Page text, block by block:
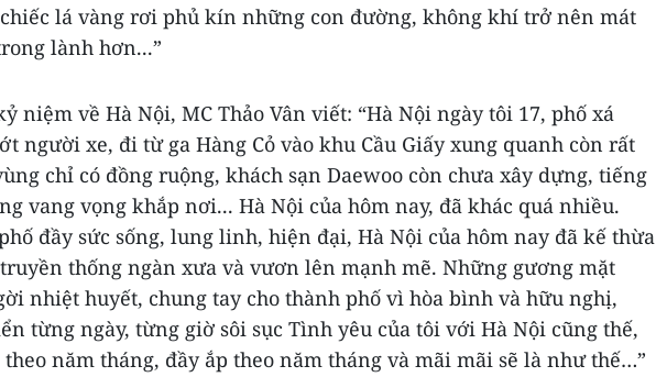
lá vàng rơi phủ kín những con đường, không khí trở nên mát
lành hơn...”
niệm về Hà Nội, MC Thảo Vân viết: “Hà Nội ngày tôi 17, phố xá
người xe, đi từ ga Hàng Cỏ vào khu Cầu Giấy xung quanh còn rất
chỉ có đồng ruộng, khách sạn Daewoo còn chưa xây dựng, tiếng
vang vọng khắp nơi... Hà Nội của hôm nay, đã khác quá nhiều.
đầy sức sống, lung linh, hiện đại, Hà Nội của hôm nay đã kế thừa
thống ngàn xưa và vươn lên mạnh mẽ. Những gương mặt
nhiệt huyết, chung tay cho thành phố vì hòa bình và hữu nghị,
từng ngày, từng giờ sôi sục Tình yêu của tôi với Hà Nội cũng thế,
năm tháng, đầy ắp theo năm tháng và mãi mãi sẽ là như thế…”